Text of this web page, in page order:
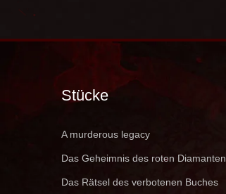
Stücke
A murderous legacy
Das Geheimnis des roten Diamanten
Das Rätsel des verbotenen Buches